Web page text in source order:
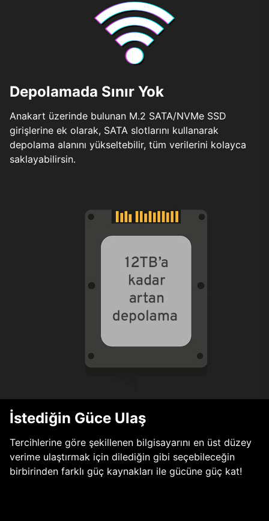
Depolamada Sınır Yok
Anakart üzerinde bulunan M.2 SATA/NVMe SSD
girişlerine ek olarak, SATA slotlarını kullanarak
depolama alanını yükseltebilir, tüm verilerini kolayca
saklayabilirsin.
İstediğin Güce Ulaş
Tercihlerine göre şekillenen bilgisayarını en üst düzey
verime ulaştırmak için dilediğin gibi seçebileceğin
birbirinden farklı güç kaynakları ile gücüne güç kat!